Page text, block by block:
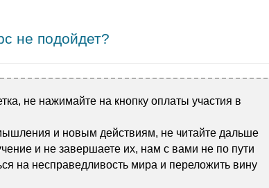
не подойдет?
не нажимайте на кнопку оплаты участия в
и новым действиям, не читайте дальше
и не завершаете их, нам с вами не по пути
на несправедливость мира и переложить вину